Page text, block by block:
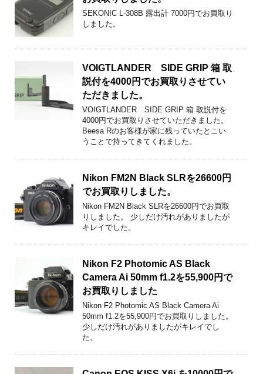
SEKONIC L-308B 露出計 7000円でお買取り
しました。
VOIGTLANDER SIDE GRIP 箱 取
説付を4000円でお買取りさせてい
ただきました。
VOIGTLANDER SIDE GRIP 箱 取説付を
4000円でお買取りさせていただきました。
Beesa Rのお客様が家に残っていたとこい
うことで持ってきてくれました。
Nikon FM2N Black SLRを26600円
でお買取りしました。
Nikon FM2N Black SLRを26600円でお買取
りしました。 少しだけ汚れがありましたが
キレイでした。
Nikon F2 Photomic AS Black
Camera Ai 50mm f1.2を55,900円で
お買取りしました
Nikon F2 Photomic AS Black Camera Ai
50mm f1.2を55,900円でお買取りしました。
少しだけ汚れがありましたがキレイでし
た。